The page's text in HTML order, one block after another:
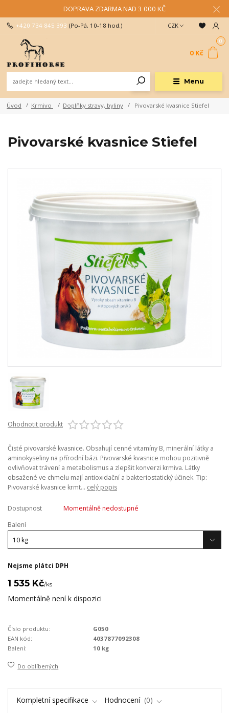
DOPRAVA ZDARMA NAD 3 000 KČ
Menu
CZK
+420 734 845 393 (Po-Pá, 10-18 hod.)
0
0 Kč
Úvod Krmivo Doplňky stravy, byliny Pivovarské kvasnice Stiefel
Pivovarské kvasnice Stiefel
Ohodnotit produkt
Čisté pivovarské kvasnice. Obsahují cenné vitamíny B, minerální látky a
aminokyseliny na přírodní bázi. Pivovarské kvasnice mohou pozitivně
ovlivňovat trávení a metabolismus a zlepšit konverzi krmiva. Látky
obsažené ve chmelu mají antioxidační a bakteriostatický účinek. Tip:
Pivovarské kvasnice krmt... celý popis
Dostupnost
Momentálně nedostupné
Balení
Nejsme plátci DPH
1 535 Kč/ks
Momentálně není k dispozici
Číslo produktu:
G050
EAN kód:
4037877092308
Balení:
10 kg
Do oblíbených
Kompletní specifikace Hodnocení
0